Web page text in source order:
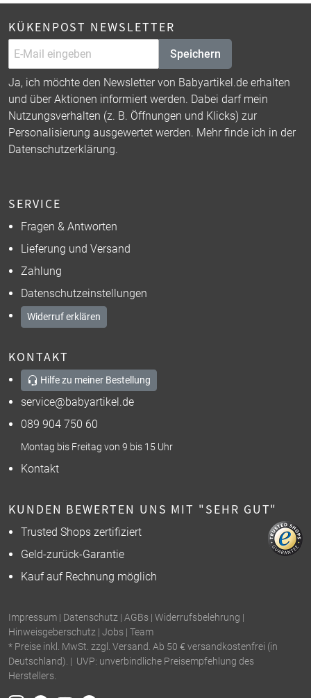
KÜKENPOST NEWSLETTER
Speichern
Ja, ich möchte den Newsletter von Babyartikel.de erhalten
und über Aktionen informiert werden. Dabei darf mein
Nutzungsverhalten (z. B. Öffnungen und Klicks) zur
Personalisierung ausgewertet werden. Mehr finde ich in der
Datenschutzerklärung.
SERVICE
Fragen & Antworten
Lieferung und Versand
Zahlung
Datenschutzeinstellungen
Widerruf erklären
KONTAKT
Hilfe zu meiner Bestellung
service@babyartikel.de
089 904 750 60
Montag bis Freitag von 9 bis 15 Uhr
Kontakt
KUNDEN BEWERTEN UNS MIT "SEHR GUT"
Trusted Shops zertifiziert
Geld-zurück-Garantie
Kauf auf Rechnung möglich
Impressum | Datenschutz | AGBs | Widerrufsbelehrung |
Hinweisgeberschutz | Jobs | Team
* Preise inkl. MwSt. zzgl. Versand. Ab 50 € versandkostenfrei (in
Deutschland). | UVP: unverbindliche Preisempfehlung des
Herstellers.